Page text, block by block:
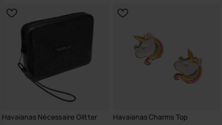
Havaianas Nécessaire Glitter
Havaianas Charms Top